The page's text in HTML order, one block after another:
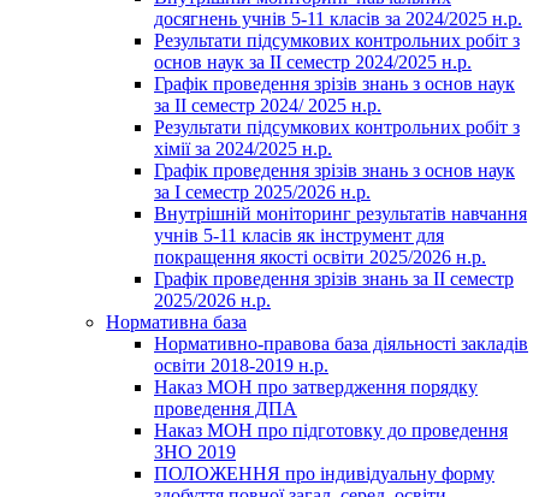
досягнень учнів 5-11 класів за 2024/2025 н.р.
Результати підсумкових контрольних робіт з
основ наук за ІІ семестр 2024/2025 н.р.
Графік проведення зрізів знань з основ наук
за ІІ семестр 2024/ 2025 н.р.
Результати підсумкових контрольних робіт з
хімії за 2024/2025 н.р.
Графік проведення зрізів знань з основ наук
за І семестр 2025/2026 н.р.
Внутрішній моніторинг результатів навчання
учнів 5-11 класів як інструмент для
покращення якості освіти 2025/2026 н.р.
Графік проведення зрізів знань за ІІ семестр
2025/2026 н.р.
Нормативна база
Нормативно-правова база діяльності закладів
освіти 2018-2019 н.р.
Наказ МОН про затвердження порядку
проведення ДПА
Наказ МОН про підготовку до проведення
ЗНО 2019
ПОЛОЖЕННЯ про індивідуальну форму